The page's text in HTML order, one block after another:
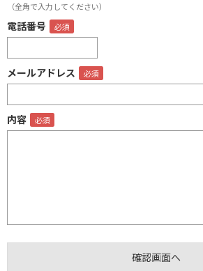
（全角で入力してください）
電話番号
メールアドレス
内容